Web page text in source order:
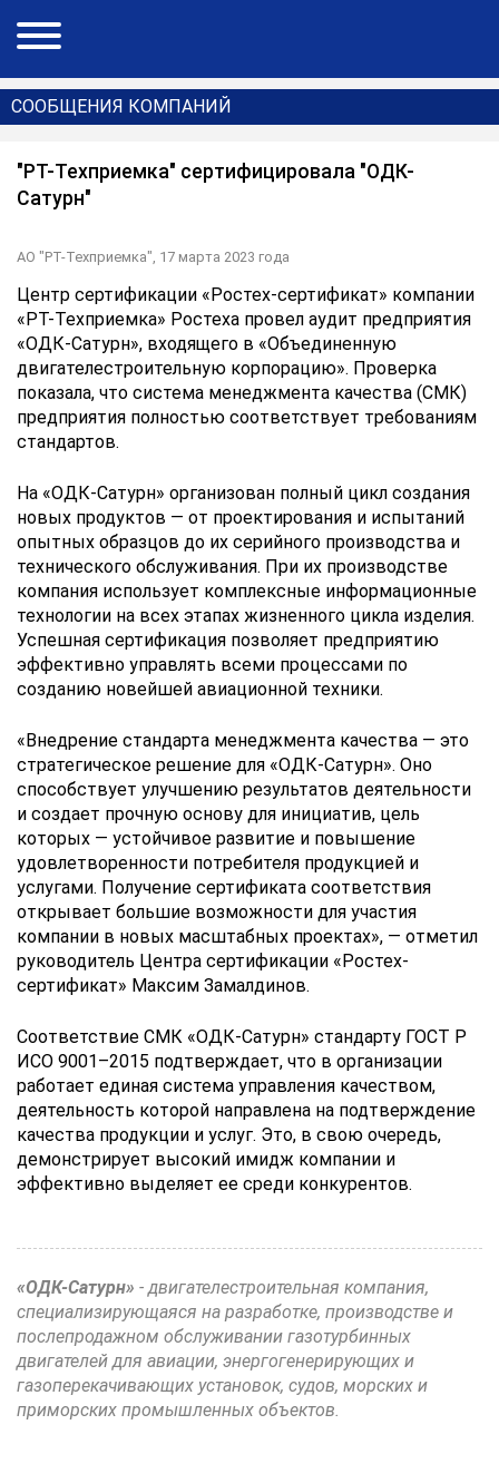
СООБЩЕНИЯ КОМПАНИЙ
"РТ-Техприемка" сертифицировала "ОДК-
Сатурн"
АО "РТ-Техприемка", 17 марта 2023 года
Центр сертификации «Ростех-сертификат» компании
«РТ-Техприемка» Ростеха провел аудит предприятия
«ОДК-Сатурн», входящего в «Объединенную
двигателестроительную корпорацию». Проверка
показала, что система менеджмента качества (СМК)
предприятия полностью соответствует требованиям
стандартов.
На «ОДК-Сатурн» организован полный цикл создания
новых продуктов — от проектирования и испытаний
опытных образцов до их серийного производства и
технического обслуживания. При их производстве
компания использует комплексные информационные
технологии на всех этапах жизненного цикла изделия.
Успешная сертификация позволяет предприятию
эффективно управлять всеми процессами по
созданию новейшей авиационной техники.
«Внедрение стандарта менеджмента качества — это
стратегическое решение для «ОДК-Сатурн». Оно
способствует улучшению результатов деятельности
и создает прочную основу для инициатив, цель
которых — устойчивое развитие и повышение
удовлетворенности потребителя продукцией и
услугами. Получение сертификата соответствия
открывает большие возможности для участия
компании в новых масштабных проектах», — отметил
руководитель Центра сертификации «Ростех-
сертификат» Максим Замалдинов.
Соответствие СМК «ОДК-Сатурн» стандарту ГОСТ Р
ИСО 9001–2015 подтверждает, что в организации
работает единая система управления качеством,
деятельность которой направлена на подтверждение
качества продукции и услуг. Это, в свою очередь,
демонстрирует высокий имидж компании и
эффективно выделяет ее среди конкурентов.
«ОДК-Сатурн» - двигателестроительная компания,
специализирующаяся на разработке, производстве и
послепродажном обслуживании газотурбинных
двигателей для авиации, энергогенерирующих и
газоперекачивающих установок, судов, морских и
приморских промышленных объектов.